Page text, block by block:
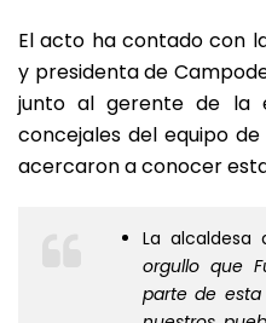
El acto ha contado con
y presidenta de
junto al gerente de la
concejales del equipo
acercaron a conocer
La alcaldesa
orgullo que
parte de